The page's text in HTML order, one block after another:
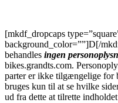
[mkdf_dropcaps
background_color=””]D[/
behandles ingen
bikes.grandts.com.
parter er ikke tilgængelige for
bruges kun til at se hvilke
ud fra dette at tilrette